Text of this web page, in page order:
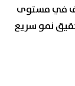
في مستوى
نمو سريع